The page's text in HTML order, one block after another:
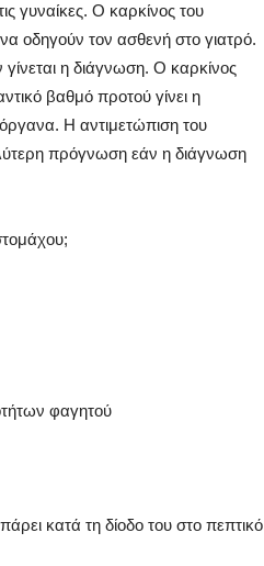
γυναίκες. Ο καρκίνος του
οδηγούν τον ασθενή στο γιατρό.
η διάγνωση. Ο καρκίνος
βαθμό προτού γίνει η
Η αντιμετώπιση του
πρόγνωση εάν η διάγνωση
φαγητού
κατά τη δίοδο του στο πεπτικό